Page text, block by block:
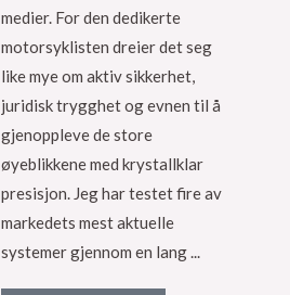
medier. For den dedikerte
motorsyklisten dreier det seg
like mye om aktiv sikkerhet,
juridisk trygghet og evnen til å
gjenoppleve de store
øyeblikkene med krystallklar
presisjon. Jeg har testet fire av
markedets mest aktuelle
systemer gjennom en lang ...